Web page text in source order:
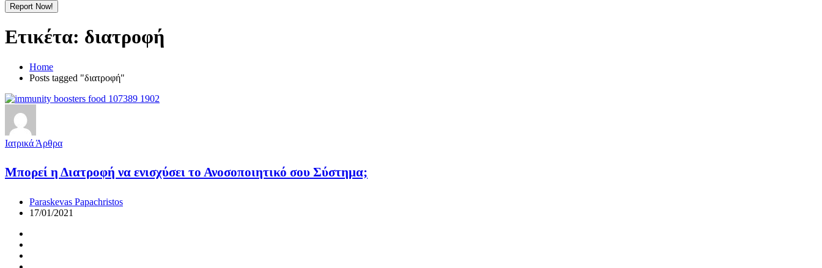
Report Now!
Ετικέτα: διατροφή
Home
Posts tagged "διατροφή"
Ιατρικά Άρθρα
Μπορεί η Διατροφή να ενισχύσει το Ανοσοποιητικό σου Σύστημα;
Paraskevas Papachristos
17/01/2021